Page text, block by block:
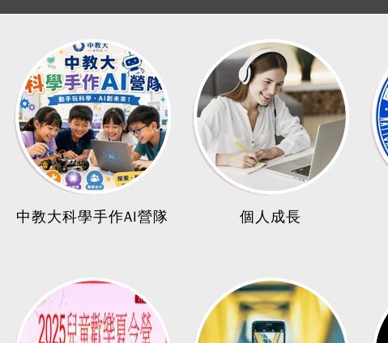
中教大科學手作AI營隊 個人成長